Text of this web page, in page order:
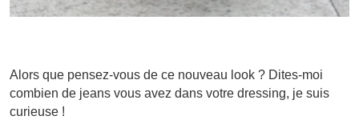
Alors que pensez-vous de ce nouveau look ? Dites-moi
combien de jeans vous avez dans votre dressing, je suis
curieuse !